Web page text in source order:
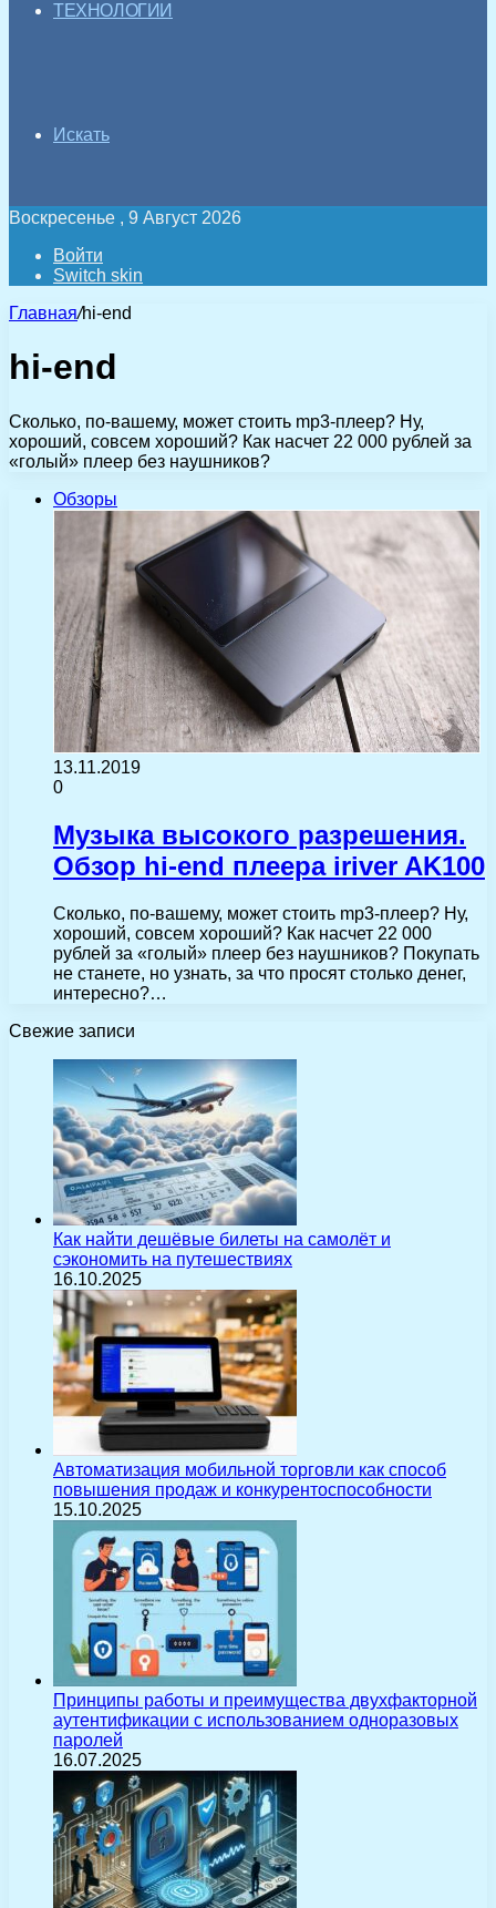
ТЕХНОЛОГИИ
Искать
Воскресенье , 9 Август 2026
Войти
Switch skin
Главная/hi-end
hi-end
Сколько, по-вашему, может стоить mp3-плеер? Ну,
хороший, совсем хороший? Как насчет 22 000 рублей за
«голый» плеер без наушников?
Обзоры
13.11.2019
0
Музыка высокого разрешения.
Обзор hi-end плеера iriver AK100
Сколько, по-вашему, может стоить mp3-плеер? Ну,
хороший, совсем хороший? Как насчет 22 000
рублей за «голый» плеер без наушников? Покупать
не станете, но узнать, за что просят столько денег,
интересно?…
Свежие записи
Как найти дешёвые билеты на самолёт и
сэкономить на путешествиях
16.10.2025
Автоматизация мобильной торговли как способ
повышения продаж и конкурентоспособности
15.10.2025
Принципы работы и преимущества двухфакторной
аутентификации с использованием одноразовых
паролей
16.07.2025